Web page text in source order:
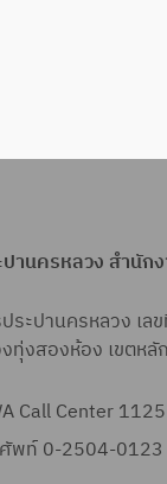
ปานครหลวง สำนัก
ระปานครหลวง เ
ทุ่งสองห้อง เขตห
Call Center
พท์ 0-2504-0123